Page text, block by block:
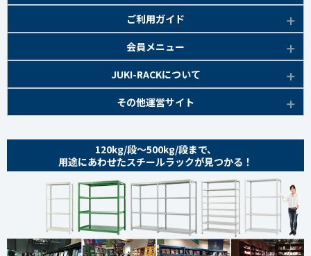
組み立て方
オプション部材
追加棚板セット
スチールパネル
スチールパネル 組み立て方
耐震用金具・その他
アングルキャスター
部材仕様図
金網 ※準備中
スチールパネル ※準備中
耐震用金具・その他
coming soon
オプション部材
EK200kg/段 商品一覧
部材仕様図
スチールパネル
耐震用金具・その他
ベースキャスター
商品本体/ライトアイボリー
EK300kg/段 商品一覧
部材仕様図
金網
スチールパネル
耐震用金具・その他
ベースキャスター
アイボリー・グリーン
EK500kg/段 商品一覧
部材仕様図
オプション部材
追加棚板セット
スチールパネル
耐震用金具・その他
ご利用ガイド
検索システムの使い方
ご利用ガイド
各種書類発行
会員メニュー
お気に入り一覧
マイページ
JUKI-RACKについて
サイトマップ
お問い合わせ
プライバシーポリシー
特定商取引法に基づく表記
その他運営サイト
120kg/段～500kg/段まで、
用途にあわせたスチールラックが見つかる！